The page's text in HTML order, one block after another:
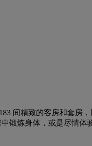
间精致的客房和套房
锻炼身体，或是尽情体